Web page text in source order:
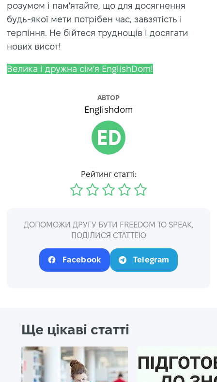
розумом і пам'ятайте, що для досягнення
будь-якої мети потрібен час, завзятість і
терпіння. Не бійтеся труднощів і досягати
нових висот!
Велика і дружна сім'я EnglishDom!
АВТОР
Englishdom
Рейтинг статті:
ДОПОМОЖИ ДРУГУ БУТИ FREEDOM TO SPEAK,
ПОДІЛИСЯ СТАТТЕЮ
Facebook Telegram
Ще цікаві статті